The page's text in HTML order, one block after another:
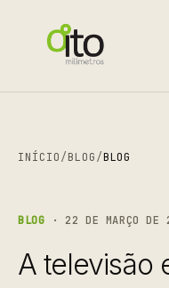
INÍCIO/BLOG/BLOG
BLOG · 22 DE MARÇO
A televisão